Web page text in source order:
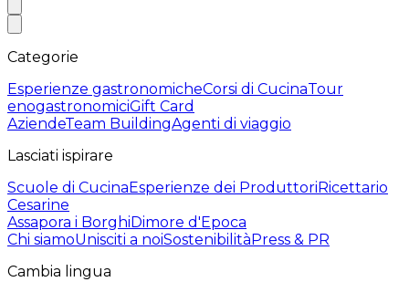
Categorie
Esperienze gastronomicheCorsi di CucinaTour
enogastronomiciGift Card
AziendeTeam BuildingAgenti di viaggio
Lasciati ispirare
Scuole di CucinaEsperienze dei ProduttoriRicettario
Cesarine
Assapora i BorghiDimore d'Epoca
Chi siamoUnisciti a noiSostenibilitàPress & PR
Cambia lingua